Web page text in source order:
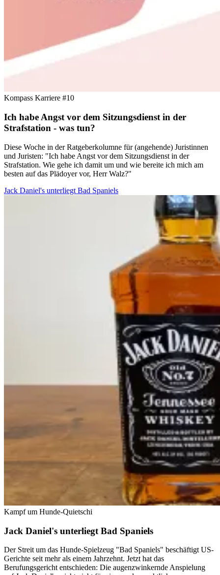
Kompass Karriere #10
Ich habe Angst vor dem Sitzungsdienst in der
Strafstation - was tun?
Diese Woche in der Ratgeberkolumne für (angehende) Juristinnen
und Juristen: "Ich habe Angst vor dem Sitzungsdienst in der
Strafstation. Wie gehe ich damit um und wie bereite ich mich am
besten auf das Plädoyer vor, Herr Walz?"
Jack Daniel's unterliegt Bad Spaniels
Kampf um Hunde-Quietschi
Jack Daniel's unterliegt Bad Spaniels
Der Streit um das Hunde-Spielzeug "Bad Spaniels" beschäftigt US-
Gerichte seit mehr als einem Jahrzehnt. Jetzt hat das
Berufungsgericht entschieden: Die augenzwinkernde Anspielung